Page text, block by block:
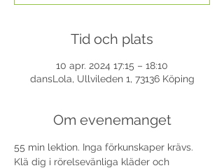
Tid och plats
10 apr. 2024 17:15 – 18:10
dansLola, Ullvileden 1, 73136 Köping
Om evenemanget
55 min lektion. Inga förkunskaper krävs.
Klä dig i rörelsevänliga kläder och